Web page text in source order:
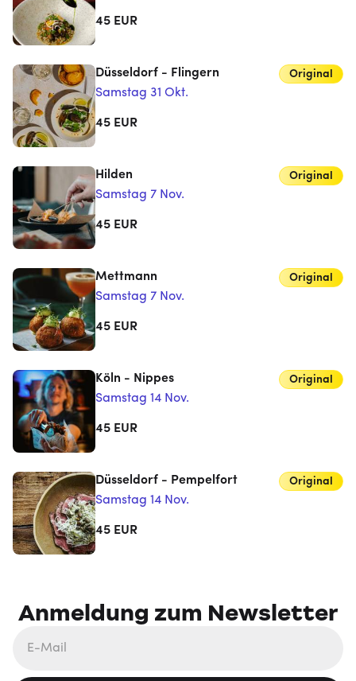
45 EUR
Düsseldorf - Flingern
Samstag 31 Okt.
Original
45 EUR
Hilden
Samstag 7 Nov.
Original
45 EUR
Mettmann
Samstag 7 Nov.
Original
45 EUR
Köln - Nippes
Samstag 14 Nov.
Original
45 EUR
Düsseldorf - Pempelfort
Samstag 14 Nov.
Original
45 EUR
Anmeldung zum Newsletter